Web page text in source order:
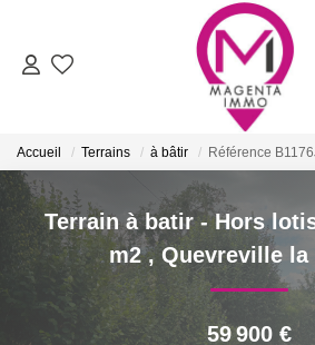
ACHETER
FAIRE ESTIMER/
BIENS
Accueil Terrains à bâtir Référence
Terrain à batir - Hors
m2, Quevreville la
59 900 €